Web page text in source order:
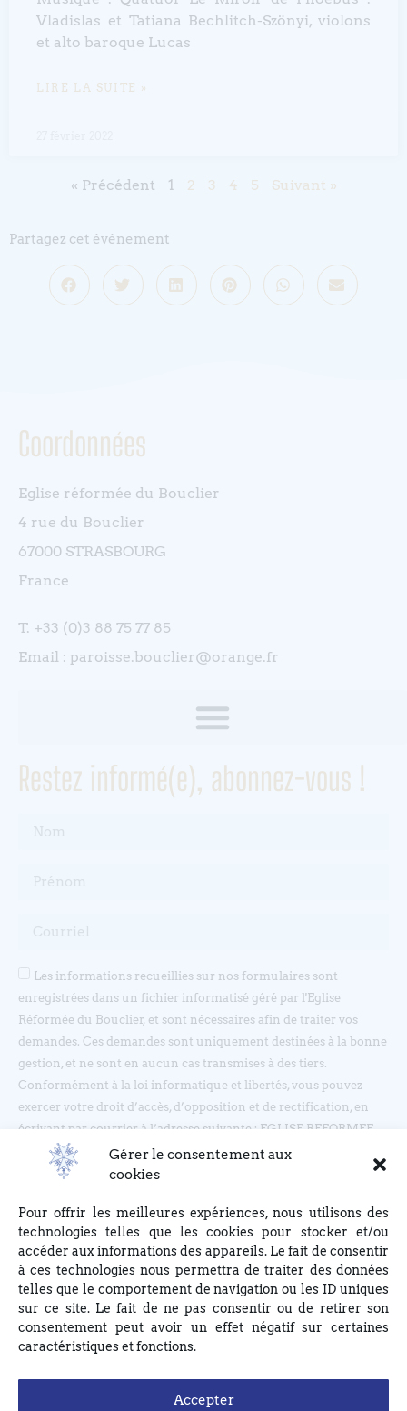
Gérer le consentement aux
cookies
Pour offrir les meilleures expériences, nous utilisons des
technologies telles que les cookies pour stocker et/ou
accéder aux informations des appareils. Le fait de consentir
à ces technologies nous permettra de traiter des données
telles que le comportement de navigation ou les ID uniques
sur ce site. Le fait de ne pas consentir ou de retirer son
consentement peut avoir un effet négatif sur certaines
caractéristiques et fonctions.
Accepter
Vladislas et Tatiana Bechlitch-Szönyi, violons
et alto baroque Lucas
LIRE LA SUITE »
« Précédent 1 2 3 4 5 Suivant »
Partagez cet événement
Coordonnées
Eglise réformée du Bouclier
4 rue du Bouclier
67000 STRASBOURG
France
T. +33 (0)3 88 75 77 85
Email : paroisse.bouclier@orange.fr
Restez informé(e), abonnez-vous !
Les informations recueillies sur nos formulaires sont
enregistrées dans un fichier informatisé géré par l'Eglise
Réformée du Bouclier, et sont nécessaires afin de traiter vos
demandes. Ces demandes sont uniquement destinées à la bonne
gestion, et ne sont en aucun cas transmises à des tiers.
Conformément à la loi informatique et libertés, vous pouvez
exercer votre droit d’accès, d’opposition et de rectification, en
écrivant par courrier à l’adresse suivante : EGLISE REFORMEE
DU BOUCLIER, 4 rue du Bouclier, 67000 STRASBOURG ou en
écrivant à eglise(at)lebouclier.fr
Je m'abonne